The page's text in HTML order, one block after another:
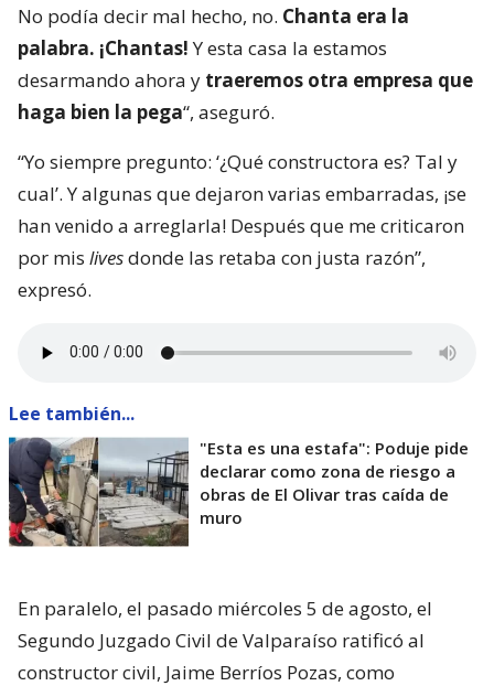
No podía decir mal hecho, no. Chanta era la
palabra. ¡Chantas!Y esta casa la estamos
desarmando ahora y traeremos otra empresa que
haga bien la pega“, aseguró.
“Yo siempre pregunto: ‘¿Qué constructora es? Tal y
cual’. Y algunas que dejaron varias embarradas, ¡se
han venido a arreglarla! Después que me criticaron
por mis livesdonde las retaba con justa razón”,
expresó.
Lee también...
"Esta es una estafa": Poduje pide
declarar como zona de riesgo a
obras de El Olivar tras caída de
muro
En paralelo, el pasado miércoles 5 de agosto, el
Segundo Juzgado Civil de Valparaíso ratificó al
constructor civil, Jaime Berríos Pozas, como